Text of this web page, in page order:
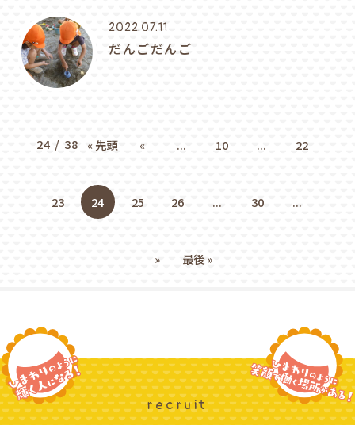
2022.07.11
だんごだんご
24 / 38 « 先頭 « ... 10 ... 22
23 24 25 26 ... 30 ...
» 最後 »
recruit